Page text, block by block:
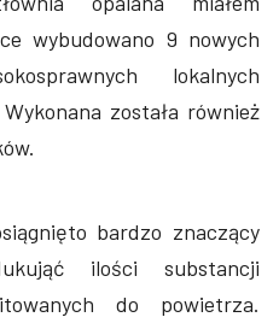
wybudowano 9 nowych
lokalnych
została również
bardzo znaczący
ilości substancji
do powietrza.